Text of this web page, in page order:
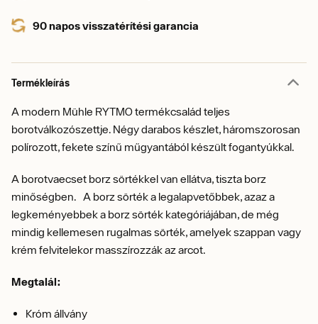
90 napos visszatérítési garancia
Termékleírás
A modern Mühle RYTMO termékcsalád teljes
borotválkozószettje. Négy darabos készlet, háromszorosan
polírozott, fekete színű műgyantából készült fogantyúkkal.
A borotvaecset borz sörtékkel van ellátva, tiszta borz
minőségben. A borz sörték a legalapvetőbbek, azaz a
legkeményebbek a borz sörték kategóriájában, de még
mindig kellemesen rugalmas sörték, amelyek szappan vagy
krém felvitelekor masszírozzák az arcot.
Megtalál:
Króm állvány